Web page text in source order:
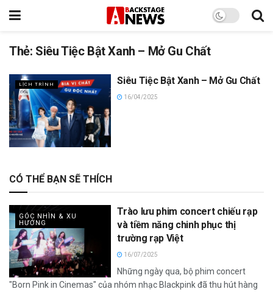
Thẻ: Siêu Tiệc Bật Xanh – Mở Gu Chất
LỊCH TRÌNH Siêu Tiệc Bật Xanh – Mở Gu Chất
16/04/2025
CÓ THỂ BẠN SẼ THÍCH
GÓC NHÌN & XU
HƯỚNG
Trào lưu phim concert chiếu rạp
và tiềm năng chinh phục thị
trường rạp Việt
16/07/2025
Những ngày qua, bộ phim concert
"Born Pink in Cinemas" của nhóm nhạc Blackpink đã thu hút hàng